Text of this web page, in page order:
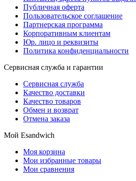
Публичная оферта
Пользовательское соглашение
Партнерская программа
Корпоративным клиентам
Юр. лицо и реквизиты
Политика конфиденциальности
Сервисная служба и гарантии
Сервисная служба
Качество доставки
Качество товаров
Обмен и возврат
Отмена заказа
Мой Esandwich
Моя корзина
Мои избранные товары
Мои сравнения